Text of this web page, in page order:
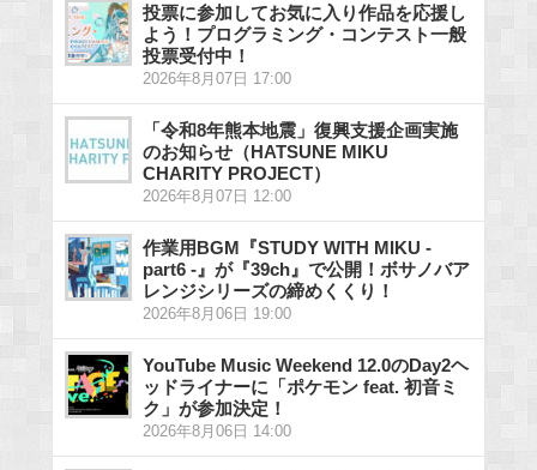
投票に参加してお気に入り作品を応援し
よう！プログラミング・コンテスト一般
投票受付中！
2026年8月07日 17:00
「令和8年熊本地震」復興支援企画実施
のお知らせ（HATSUNE MIKU
CHARITY PROJECT）
2026年8月07日 12:00
作業用BGM『STUDY WITH MIKU -
part6 -』が『39ch』で公開！ボサノバア
レンジシリーズの締めくくり！
2026年8月06日 19:00
YouTube Music Weekend 12.0のDay2ヘ
ッドライナーに「ポケモン feat. 初音ミ
ク」が参加決定！
2026年8月06日 14:00